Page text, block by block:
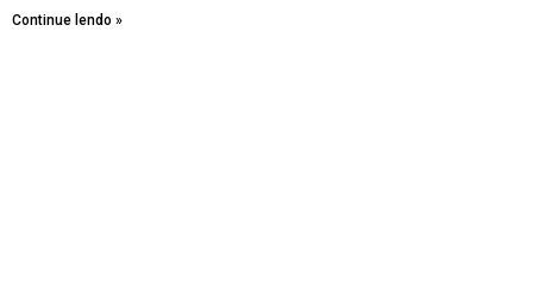
Continue lendo »